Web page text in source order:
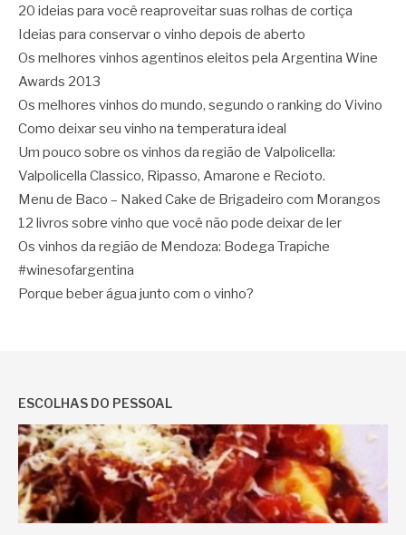
20 ideias para você reaproveitar suas rolhas de cortiça
Ideias para conservar o vinho depois de aberto
Os melhores vinhos agentinos eleitos pela Argentina Wine
Awards 2013
Os melhores vinhos do mundo, segundo o ranking do Vivino
Como deixar seu vinho na temperatura ideal
Um pouco sobre os vinhos da região de Valpolicella:
Valpolicella Classico, Ripasso, Amarone e Recioto.
Menu de Baco – Naked Cake de Brigadeiro com Morangos
12 livros sobre vinho que você não pode deixar de ler
Os vinhos da região de Mendoza: Bodega Trapiche
#winesofargentina
Porque beber água junto com o vinho?
ESCOLHAS DO PESSOAL